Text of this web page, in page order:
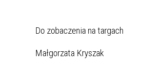
Do zobaczenia na targach
Małgorzata Kryszak